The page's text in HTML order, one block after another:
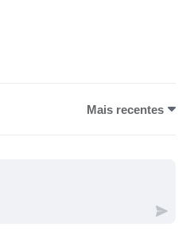
Mais recentes